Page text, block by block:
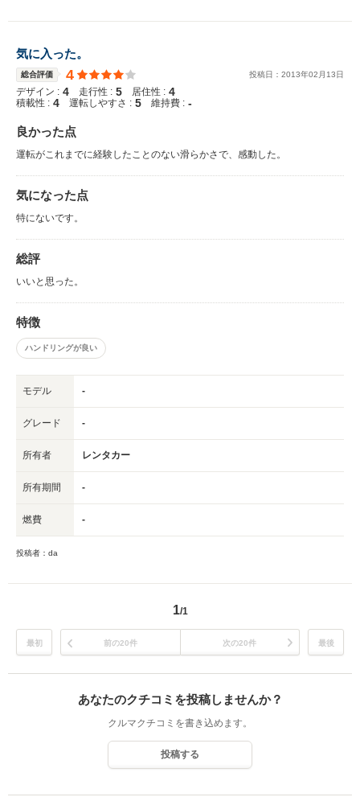
気に入った。
総合評価 4 投稿日： 2013年02 月 13日
デザイン : 4 走行性 : 5 居住性 : 4
積載性 : 4 運転しやすさ : 5 維持費 : -
良かった点
運転がこれまでに経験したことのない滑らかさで、感動した。
気になった点
特にないです。
総評
いいと思った。
特徴
ハンドリングが良い
モデル -
グレード -
所有者 レンタカー
所有期間 -
燃費 -
投稿者：da
1/1
最初 前の20件 次の20件 最後
あなたのクチコミを投稿しませんか？
クルマクチコミを書き込めます。
投稿する